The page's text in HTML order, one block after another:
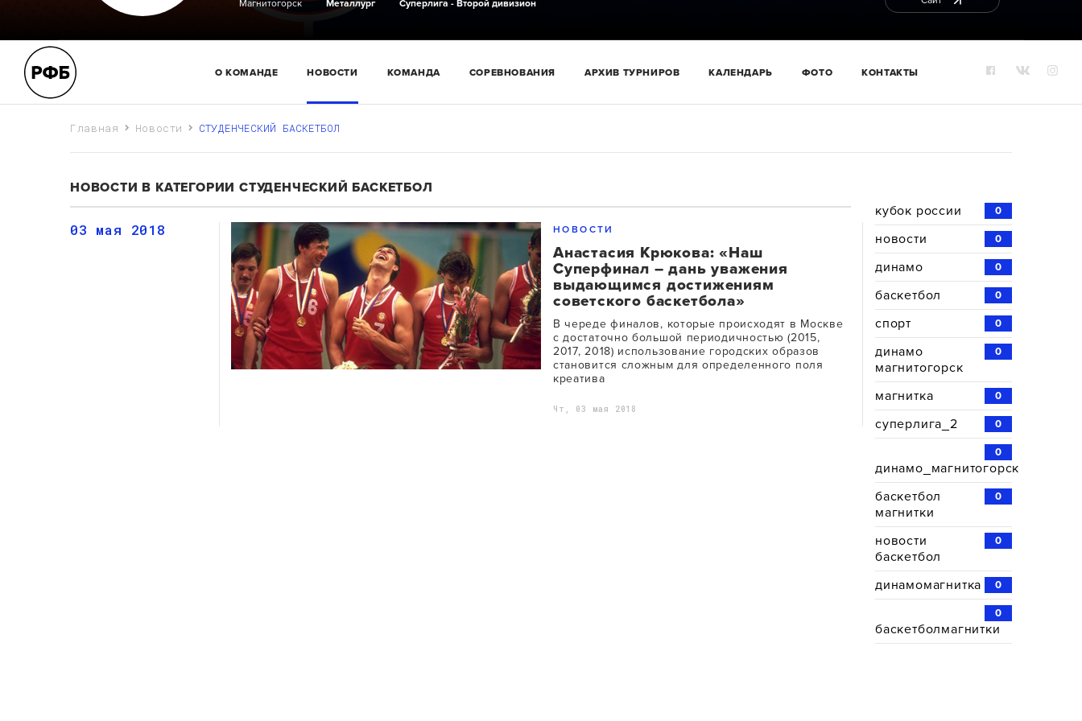
Магнитогорск
Металлург
Суперлига - Второй дивизион
О КОМАНДЕ НОВОСТИ КОМАНДА СОРЕВНОВАНИЯ АРХИВ ТУРНИРОВ КАЛЕНДАРЬ ФОТО КОНТАКТЫ
Главная Новости СТУДЕНЧЕСКИЙ БАСКЕТБОЛ
НОВОСТИ В КАТЕГОРИИ СТУДЕНЧЕСКИЙ БАСКЕТБОЛ
03 мая 2018 НОВОСТИ
Анастасия Крюкова: «Наш
Суперфинал – дань уважения
выдающимся достижениям
советского баскетбола»
В череде финалов, которые происходят в Москве
с достаточно большой периодичностью (2015,
2017, 2018) использование городских образов
становится сложным для определенного поля
креатива
Чт, 03 мая 2018
0
кубок россии
0
новости
0
динамо
0
баскетбол
0
спорт
0
динамо
магнитогорск
0
магнитка
0
суперлига_2
0
динамо_магнитогорск
0
баскетбол
магнитки
0
новости
баскетбол
0
динамомагнитка
0
баскетболмагнитки